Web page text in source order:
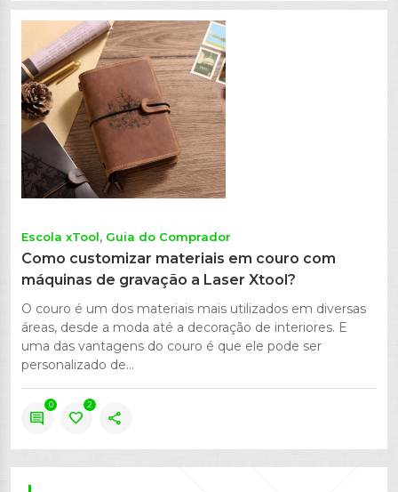
Escola xTool Guia do Comprador
Como customizar materiais em couro com
máquinas de gravação a Laser Xtool?
O couro é um dos materiais mais utilizados em diversas
áreas, desde a moda até a decoração de interiores. E
uma das vantagens do couro é que ele pode ser
personalizado de...
comment
0
favorite
2
share